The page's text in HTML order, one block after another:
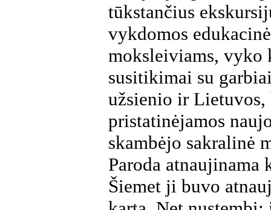
tūkstančius
vykdomos
moksleiviams, vyko
susitikimai su
užsienio ir Lietuvos,
pristatinėjamos
skambėjo sakralinė
Paroda atnaujinama
Šiemet ji buvo